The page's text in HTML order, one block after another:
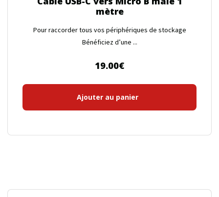
mètre
Pour raccorder tous vos périphériques de stockage
Bénéficiez d’une ...
19.00€
Ajouter au panier